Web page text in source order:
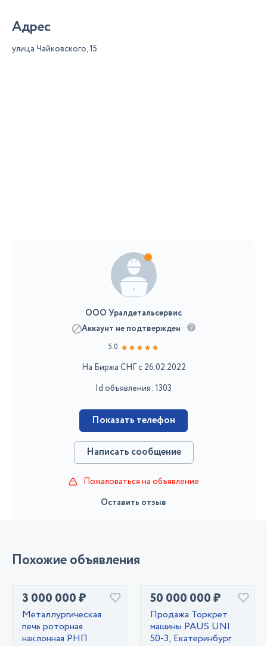
Адрес
улица Чайковского, 15
ООО Уралдетальсервис
Аккаунт не подтвержден
5.0
На Биржа СНГ с 26.02.2022
Id объявления: 1303
Показать телефон
Написать сообщение
Пожаловаться на объявление
Оставить отзыв
Похожие объявления
3 000 000 ₽
Металлургическая
печь роторная
наклонная РНП
50 000 000 ₽
Продажа Торкрет
машины PAUS UNI
50-3, Екатеринбург